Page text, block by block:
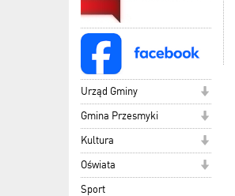
Urząd Gminy
Gmina Przesmyki
Kultura
Oświata
Sport